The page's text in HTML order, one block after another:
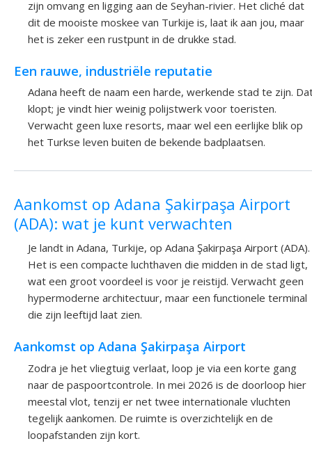
zijn omvang en ligging aan de Seyhan-rivier. Het cliché dat
dit de mooiste moskee van Turkije is, laat ik aan jou, maar
het is zeker een rustpunt in de drukke stad.
Een rauwe, industriële reputatie
Adana heeft de naam een harde, werkende stad te zijn.
klopt; je vindt hier weinig polijstwerk voor toeristen.
Verwacht geen luxe resorts, maar wel een eerlijke blik op
het Turkse leven buiten de bekende badplaatsen.
Aankomst op Adana Şakirpaşa Airport
(ADA): wat je kunt verwachten
Je landt in Adana, Turkije, op Adana Şakirpaşa Airport (ADA).
Het is een compacte luchthaven die midden in de stad ligt,
wat een groot voordeel is voor je reistijd. Verwacht geen
hypermoderne architectuur, maar een functionele terminal
die zijn leeftijd laat zien.
Aankomst op Adana Şakirpaşa Airport
Zodra je het vliegtuig verlaat, loop je via een korte gang
naar de paspoortcontrole. In mei 2026 is de doorloop hier
meestal vlot, tenzij er net twee internationale vluchten
tegelijk aankomen. De ruimte is overzichtelijk en de
loopafstanden zijn kort.